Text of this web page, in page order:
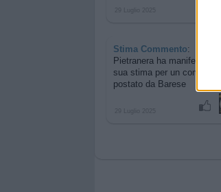
Stima Commento:
Pietranera ha manifestato la
sua stima per un commento
postato da Barese